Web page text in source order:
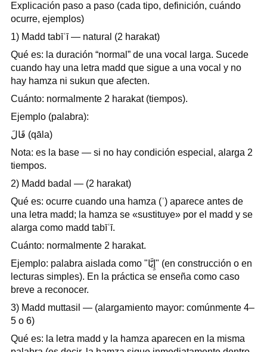
Explicación paso a paso (cada tipo, definición, cuándo
ocurre, ejemplos)
1) Madd tabīʿī — natural (2 harakat)
Qué es: la duración “normal” de una vocal larga. Sucede
cuando hay una letra madd que sigue a una vocal y no
hay hamza ni sukun que afecten.
Cuánto: normalmente 2 harakat (tiempos).
Ejemplo (palabra):
قَالَ (qāla)
Nota: es la base — si no hay condición especial, alarga 2
tiempos.
2) Madd badal — (2 harakat)
Qué es: ocurre cuando una hamza (ʾ) aparece antes de
una letra madd; la hamza se «sustituye» por el madd y se
alarga como madd tabīʿī.
Cuánto: normalmente 2 harakat.
Ejemplo: palabra aislada como "إِيَّا" (en construcción o en
lecturas simples). En la práctica se enseña como caso
breve a reconocer.
3) Madd muttasil — (alargamiento mayor: comúnmente 4–
5 o 6)
Qué es: la letra madd y la hamza aparecen en la misma